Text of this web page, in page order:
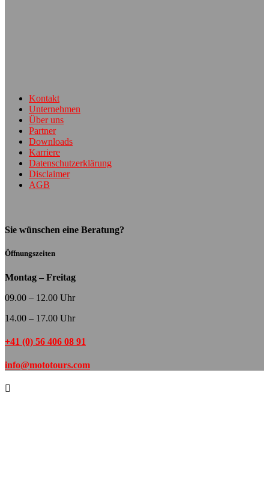
Kontakt
Unternehmen
Über uns
Partner
Downloads
Karriere
Datenschutzerklärung
Disclaimer
AGB
Sie wünschen eine Beratung?
Öffnungszeiten
Montag – Freitag
09.00 – 12.00 Uhr
14.00 – 17.00 Uhr
+41 (0) 56 406 08 91
info@mototours.com